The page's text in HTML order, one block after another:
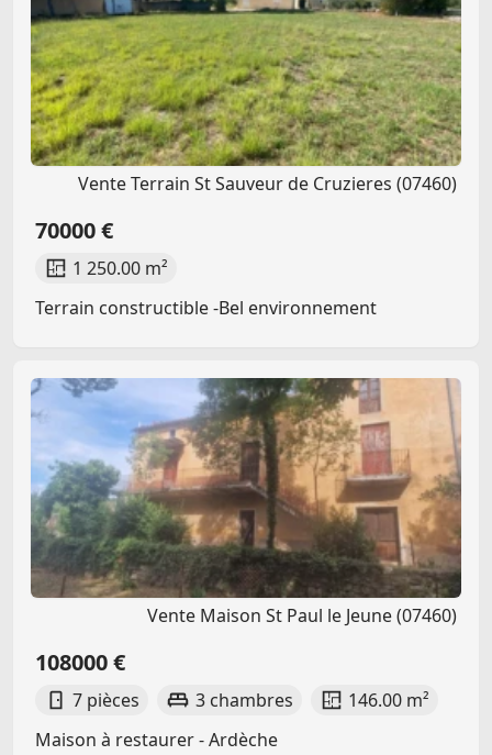
Vente Terrain St Sauveur de Cruzieres (07460)
70000 €
1 250.00 m²
Terrain constructible -Bel environnement
Vente Maison St Paul le Jeune (07460)
108000 €
7 pièces 3 chambres
146.00 m²
Maison à restaurer - Ardèche